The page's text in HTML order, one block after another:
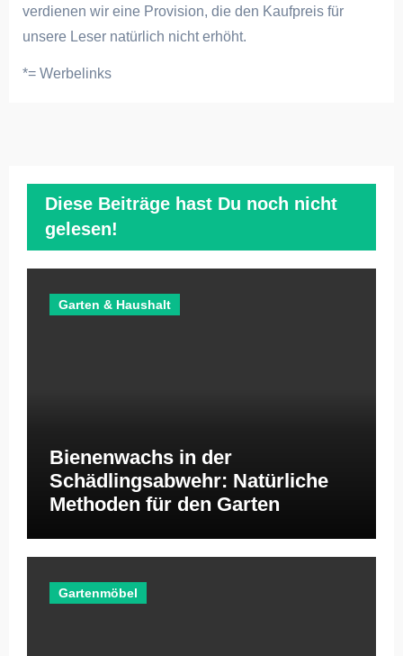
verdienen wir eine Provision, die den Kaufpreis für
unsere Leser natürlich nicht erhöht.
*= Werbelinks
Diese Beiträge hast Du noch nicht
gelesen!
Garten & Haushalt
Bienenwachs in der
Schädlingsabwehr: Natürliche
Methoden für den Garten
Gartenmöbel